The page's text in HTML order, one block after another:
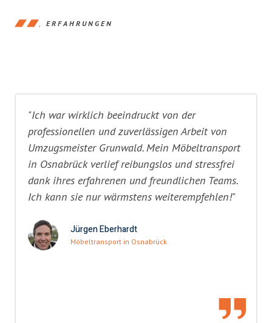
ERFAHRUNGEN
"Ich war wirklich beeindruckt von der
professionellen und zuverlässigen Arbeit von
Umzugsmeister Grunwald. Mein Möbeltransport
in Osnabrück verlief reibungslos und stressfrei
dank ihres erfahrenen und freundlichen Teams.
Ich kann sie nur wärmstens weiterempfehlen!"
Jürgen Eberhardt
Möbeltransport in Osnabrück